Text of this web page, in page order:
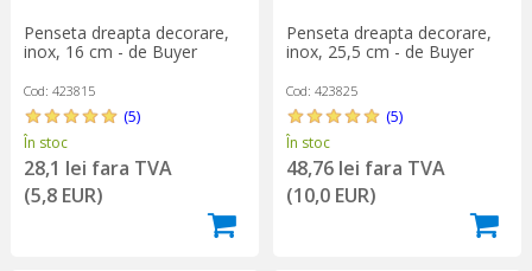
Penseta dreapta decorare,
inox, 16 cm - de Buyer
Cod: 423815
(5)
În stoc
28,1 lei fara TVA
(5,8 EUR)
Penseta dreapta decorare,
inox, 25,5 cm - de Buyer
Cod: 423825
(5)
În stoc
48,76 lei fara TVA
(10,0 EUR)